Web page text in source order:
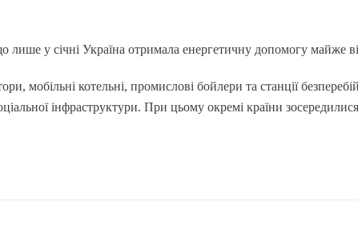
лише у січні Україна отримала енергетичну допомогу майже
мобільні котельні, промислові бойлери та станції
інфраструктури. При цьому окремі країни